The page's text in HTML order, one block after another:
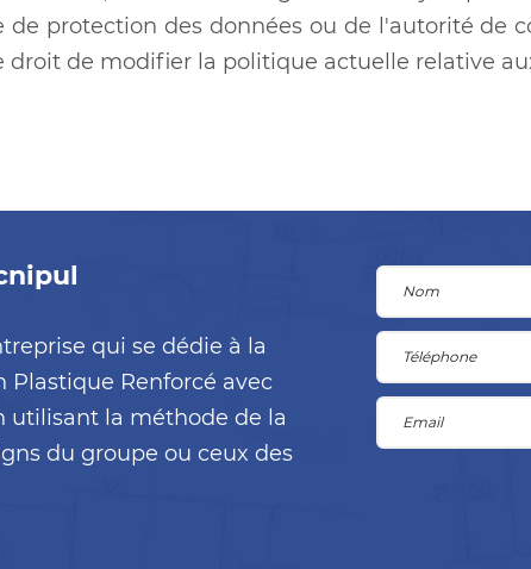
de protection des données ou de l'autorité de
droit de modifier la politique actuelle relative
qui se dédie à la
Renforcé avec
utilisant la méthode de la
du groupe ou ceux des